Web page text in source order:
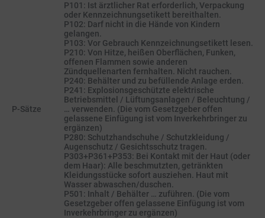
P-Sätze
P101: Ist ärztlicher Rat erforderlich, Verpackung
oder Kennzeichnungsetikett bereithalten.
P102: Darf nicht in die Hände von Kindern
gelangen.
P103: Vor Gebrauch Kennzeichnungsetikett lesen.
P210: Von Hitze, heißen Oberflächen, Funken,
offenen Flammen sowie anderen
Zündquellenarten fernhalten. Nicht rauchen.
P240: Behälter und zu befüllende Anlage erden.
P241: Explosionsgeschützte elektrische
Betriebsmittel / Lüftungsanlagen / Beleuchtung /
… verwenden. (Die vom Gesetzgeber offen
gelassene Einfügung ist vom Inverkehrbringer zu
ergänzen)
P280: Schutzhandschuhe / Schutzkleidung /
Augenschutz / Gesichtsschutz tragen.
P303+P361+P353: Bei Kontakt mit der Haut (oder
dem Haar): Alle beschmutzten, getränkten
Kleidungsstücke sofort ausziehen. Haut mit
Wasser abwaschen/duschen.
P501: Inhalt / Behälter … zuführen. (Die vom
Gesetzgeber offen gelassene Einfügung ist vom
Inverkehrbringer zu ergänzen)